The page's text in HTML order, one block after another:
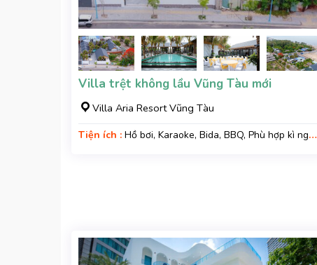
Villa trệt không lầu Vũng Tàu mới
Villa Aria Resort Vũng Tàu
Tiện ích : Hồ bơi, Karaoke, Bida, BBQ, Phù hợp kì nghỉ